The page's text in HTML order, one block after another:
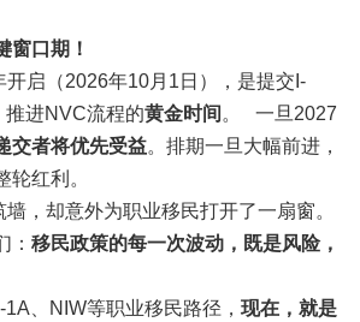
窗口期！
开启（2026年10月1日），是提交I-
推进NVC流程的黄金时间 。 一旦2027
交者将优先受益。排期一旦大幅前进，
轮红利。
墙，却意外为职业移民打开了一扇窗。
： 移民政策的每一次波动，既是风险，
、NIW等职业移民路径， 现在，就是